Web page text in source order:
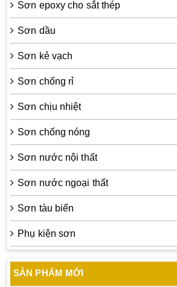
Sơn epoxy cho sắt thép
Sơn dầu
Sơn kẻ vạch
Sơn chống rỉ
Sơn chịu nhiệt
Sơn chống nóng
Sơn nước nội thất
Sơn nước ngoại thất
Sơn tàu biển
Phụ kiện sơn
SẢN PHẨM MỚI